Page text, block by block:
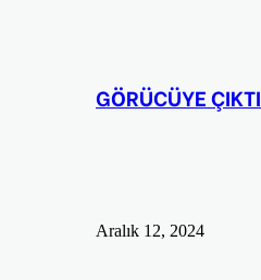
GÖRÜCÜYE ÇIKTI
Aralık 12, 2024